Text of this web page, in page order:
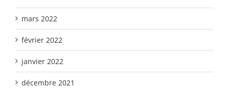
mars 2022
février 2022
janvier 2022
décembre 2021